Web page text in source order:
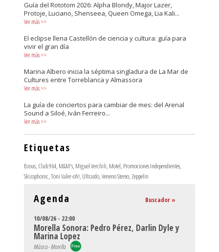
Guía del Rototom 2026: Alpha Blondy, Major Lazer,
Protoje, Luciano, Shenseea, Queen Omega, Lia Kali...
Ver más>>
El eclipse llena Castellón de ciencia y cultura: guía para
vivir el gran día
Ver más>>
Marina Albero inicia la séptima singladura de La Mar de
Cultures entre Torreblanca y Almassora
Ver más>>
La guía de conciertos para cambiar de mes: del Arenal
Sound a Siloé, Iván Ferreiro...
Ver más>>
Etiquetas
Bzous, Club 964, M&M's, Miguel Verchili, Motel, Promociones Independientes,
Skizophonic,Toni Valer-oh!, Ultraido,Veneno Stereo, Zeppelin
Agenda Buscador »
10/08/26 - 22:00
Morella Sonora: Pedro Pérez, Darlin Dyle y
Marina Lopez
Música - Morella